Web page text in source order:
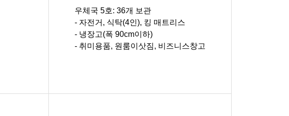
우체국 5호: 36개 보관
- 자전거, 식탁(4인), 킹 매트리스
- 냉장고(폭 90cm이하)
- 취미용품, 원룸이삿짐, 비즈니스창고